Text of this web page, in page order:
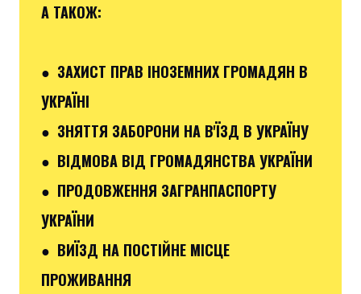
А ТАКОЖ:
● ЗАХИСТ ПРАВ ІНОЗЕМНИХ ГРОМАДЯН В
УКРАЇНІ
● ЗНЯТТЯ ЗАБОРОНИ НА В'ЇЗД В УКРАЇНУ
● ВІДМОВА ВІД ГРОМАДЯНСТВА УКРАЇНИ
● ПРОДОВЖЕННЯ ЗАГРАНПАСПОРТУ
УКРАЇНИ
● ВИЇЗД НА ПОСТІЙНЕ МІСЦЕ
ПРОЖИВАННЯ